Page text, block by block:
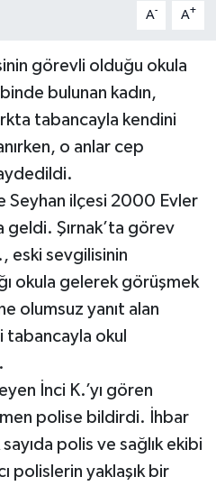
A- A+
görevli olduğu okula
bulunan kadın,
tabancayla kendini
o anlar cep
Seyhan ilçesi 2000 Evler
geldi. Şırnak’ta görev
eski sevgilisinin
okula gelerek görüşmek
olumsuz yanıt alan
tabancayla okul
İnci K.’yı gören
polise bildirdi. İhbar
polis ve sağlık ekibi
polislerin yaklaşık bir